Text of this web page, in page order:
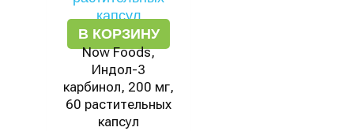
В КОРЗИНУ
Now Foods,
Индол-3
карбинол, 200 мг,
60 растительных
капсул